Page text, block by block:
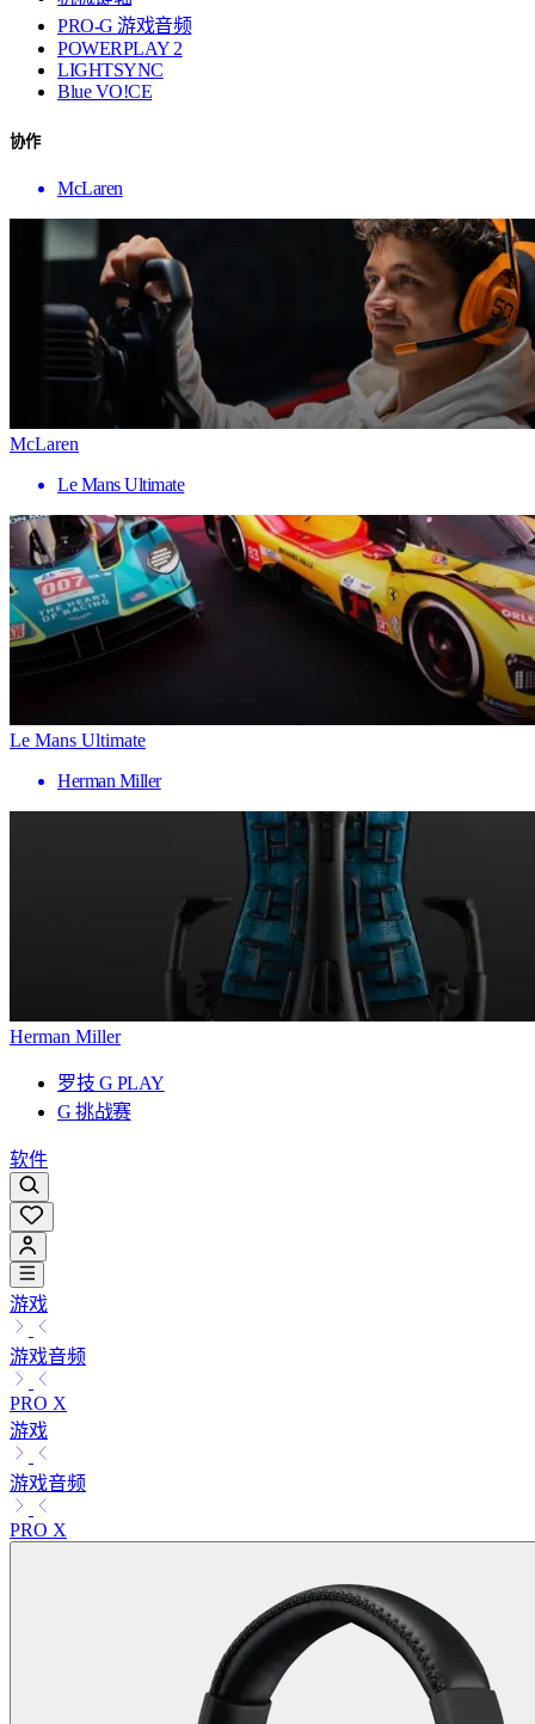
PRO-G 游戏音频
POWERPLAY 2
LIGHTSYNC
Blue VO!CE
协作
McLaren
McLaren
Le Mans Ultimate
Le Mans Ultimate
Herman Miller
Herman Miller
罗技 G PLAY
G 挑战赛
软件
游戏
游戏音频
PRO X
游戏
游戏音频
PRO X